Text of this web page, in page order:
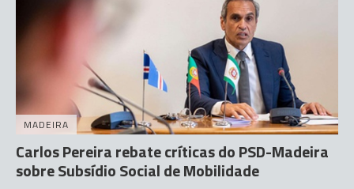
MADEIRA
Carlos Pereira rebate críticas do PSD-Madeira
sobre Subsídio Social de Mobilidade